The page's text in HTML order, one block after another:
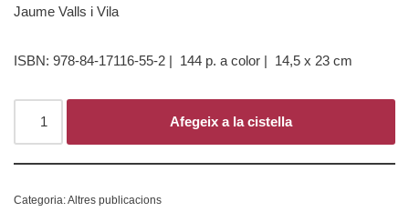
Jaume Valls i Vila
ISBN: 978-84-17116-55-2 | 144 p. a color | 14,5 x 23 cm
Afegeix a la cistella
Categoria:Altres publicacions